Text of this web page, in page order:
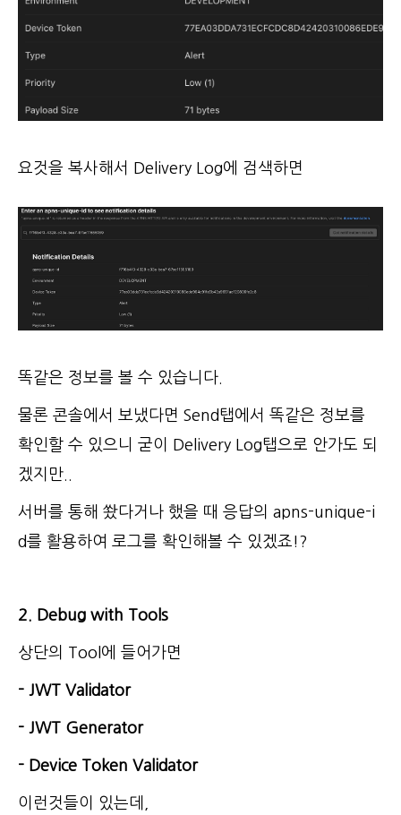
요것을 복사해서 Delivery Log에 검색하면
똑같은 정보를 볼 수 있습니다.
물론 콘솔에서 보냈다면 Send탭에서 똑같은 정보를
확인할 수 있으니 굳이 Delivery Log탭으로 안가도 되
겠지만..
서버를 통해 쐈다거나 했을 때 응답의 apns-unique-i
d를 활용하여 로그를 확인해볼 수 있겠죠!?
2. Debug with Tools
상단의 Tool에 들어가면
- JWT Validator
- JWT Generator
- Device Token Validator
이런것들이 있는데,